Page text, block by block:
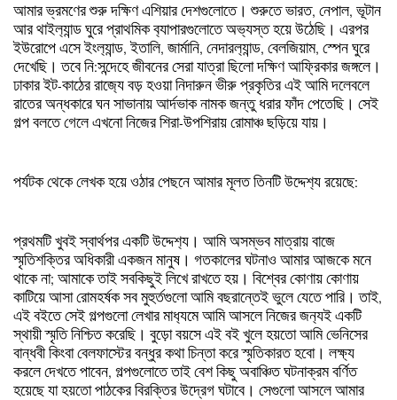
আমার ভ্রমণের শুরু দক্ষিণ এশিয়ার দেশগুলোতে। শুরুতে ভারত, নেপাল, ভূটান
আর থাইল‍্যান্ড ঘুরে প্রাথমিক ব‍্যাপারগুলোতে অভ‍্যস্ত হয়ে উঠেছি। এরপর
ইউরোপে এসে ইংল‍্যান্ড,ইতালি, জার্মানি, নেদারল‍্যান্ড, বেলজিয়াম, স্পেন ঘুরে
দেখেছি। তবে নি:সন্দেহে জীবনের সেরা যাত্রা ছিলো দক্ষিণ আফ্রিকার জঙ্গলে।
ঢাকার ইট-কাঠের রাজ‍্যে বড় হওয়া নিদারুন ভীরু প্রকৃতির এই আমি দলেবলে
রাতের অন্ধকারে ঘন সাভানায় আর্দভাক নামক জন্তু ধরার ফাঁদ পেতেছি। সেই
গল্প বলতে গেলে এখনো নিজের শিরা-উপশিরায় রোমাঞ্চ ছড়িয়ে যায়।
পর্যটক থেকে লেখক হয়ে ওঠার পেছনে আমার মূলত তিনটি উদ্দেশ‍্য রয়েছে:
প্রথমটি খুবই স্বার্থপর একটি উদ্দেশ‍্য। আমি অসম্ভব মাত্রায় বাজে
স্মৃতিশক্তির অধিকারী একজন মানুষ। গতকালের ঘটনাও আমার আজকে মনে
থাকে না; আমাকে তাই সবকিছুই লিখে রাখতে হয়। বিশ্বের কোণায় কোণায়
কাটিয়ে আসা রোমহর্ষক সব মুহুর্তগুলো আমি বছরান্তেই ভুলে যেতে পারি। তাই,
এই বইতে সেই গল্পগুলো লেখার মাধ‍্যমে আমি আসলে নিজের জন‍্যই একটি
স্থায়ী স্মৃতি নিশ্চিত করেছি। বুড়ো বয়সে এই বই খুলে হয়তো আমি ভেনিসের
বান্ধবী কিংবা বেলফাস্টের বন্ধুর কথা চিন্তা করে স্মৃতিকারত হবো। লক্ষ‍্য
করলে দেখতে পাবেন, গল্পগুলোতে তাই বেশ কিছু অবাঞ্চিত ঘটনাক্রম বর্ণিত
হয়েছে যা হয়তো পাঠকের বিরক্তির উদ্রেগ ঘটাবে। সেগুলো আসলে আমার